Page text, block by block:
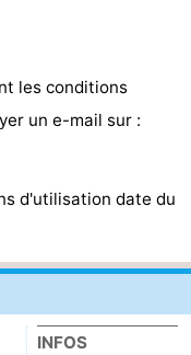
les conditions
un e-mail sur :
d'utilisation date du
INFOS